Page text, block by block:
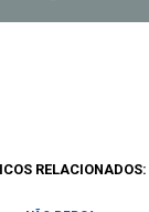
RELACIONADOS: